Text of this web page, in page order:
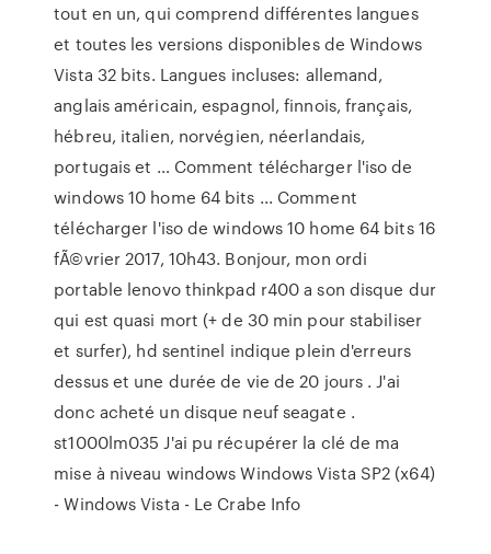
tout en un, qui comprend différentes langues
et toutes les versions disponibles de Windows
Vista 32 bits. Langues incluses: allemand,
anglais américain, espagnol, finnois, français,
hébreu, italien, norvégien, néerlandais,
portugais et … Comment télécharger l'iso de
windows 10 home 64 bits ... Comment
télécharger l'iso de windows 10 home 64 bits 16
fÃ©vrier 2017, 10h43. Bonjour, mon ordi
portable lenovo thinkpad r400 a son disque dur
qui est quasi mort (+ de 30 min pour stabiliser
et surfer), hd sentinel indique plein d'erreurs
dessus et une durée de vie de 20 jours . J'ai
donc acheté un disque neuf seagate .
st1000lm035 J'ai pu récupérer la clé de ma
mise à niveau windows Windows Vista SP2 (x64)
- Windows Vista - Le Crabe Info